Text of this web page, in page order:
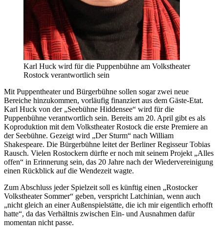
Karl Huck wird für die Puppenbühne am Volkstheater
Rostock verantwortlich sein
Mit Puppentheater und Bürgerbühne sollen sogar zwei neue
Bereiche hinzukommen, vorläufig finanziert aus dem Gäste-Etat.
Karl Huck von der „Seebühne Hiddensee“ wird für die
Puppenbühne verantwortlich sein. Bereits am 20. April gibt es als
Koproduktion mit dem Volkstheater Rostock die erste Premiere an
der Seebühne. Gezeigt wird „Der Sturm“ nach William
Shakespeare. Die Bürgerbühne leitet der Berliner Regisseur Tobias
Rausch. Vielen Rostockern dürfte er noch mit seinem Projekt „Alles
offen“ in Erinnerung sein, das 20 Jahre nach der Wiedervereinigung
einen Rückblick auf die Wendezeit wagte.
Zum Abschluss jeder Spielzeit soll es künftig einen „Rostocker
Volkstheater Sommer“ geben, verspricht Latchinian, wenn auch
„nicht gleich an einer Außenspielstätte, die ich mir eigentlich erhofft
hatte“, da das Verhältnis zwischen Ein- und Ausnahmen dafür
momentan nicht passe.